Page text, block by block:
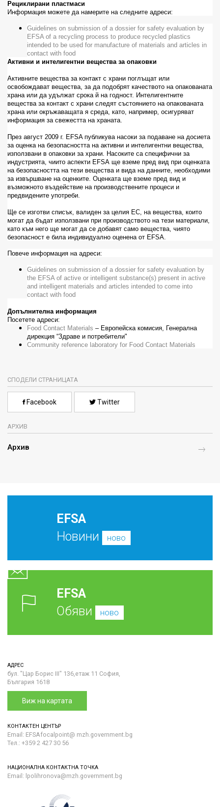
Рециклирани пластмаси
Информация можете да намерите на следните адреси:
Guidelines on submission of a dossier for safety evaluation by
EFSA of a recycling process to produce recycled plastics
intended to be used for manufacture of materials and articles in
contact with food
Активни и интелигентни вещества за опаковки
Активните вещества за контакт с храни поглъщат или
освобождават вещества, за да подобрят качеството на опакованата
храна или да удължат срока й на годност. Интелигентните
вещества за контакт с храни следят състоянието на опакованата
храна или окръжаващата я среда, като, например, осигуряват
информация за свежестта на храната.
През август 2009 г. EFSA публикува насоки за подаване на досиета
за оценка на безопасността на активни и интелигентни вещества,
използвани в опаковки за храни. Насоките са специфични за
индустрията, чиито аспекти EFSA ще вземе пред вид при оценката
на безопасността на тези вещества и вида на данните, необходими
за извършване на оценките. Оценката ще вземе пред вид и
възможното въздействие на производствените процеси и
предвидените употреби.
Ще се изготви списък, валиден за целия ЕС, на вещества, които
могат да бъдат използвани при производството на тези материали,
като към него ще могат да се добавят само вещества, чиято
безопасност е била индивидуално оценена от EFSA
Повече информация на адреси:
Guidelines on submission of a dossier for safety evaluation by
the EFSA of active or intelligent substance(s) present in active
and intelligent materials and articles intended to come into
contact with food
Допълнителна информация
Посетете адреси:
Food Contact Materials – Европейска комисия, Генерална
дирекция “Здраве и потребители"
Community reference laboratory for Food Contact Materials
СПОДЕЛИ СТРАНИЦАТА
Facebook Twitter
АРХИВ
Архив
EFSA
Новини
ново
EFSA
Обяви
ново
АДРЕС
бул. "Цар Борис III" 136,етаж 11 София,
България 1618
Виж на картата
КОНТАКТЕН ЦЕНТЪР
Email: EFSAfocalpoint@ mzh.government.bg
Тел.: +359 2 427 30 56
НАЦИОНАЛНА КОНТАКТНА ТОЧКА
Email: lpolihronova@mzh.government.bg